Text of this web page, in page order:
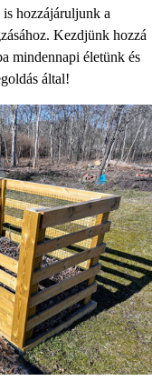
hozzájáruljunk a
Kezdjünk hozzá
mindennapi életünk és
által!